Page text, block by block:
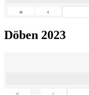
« ‹
Döben 2023
« ‹